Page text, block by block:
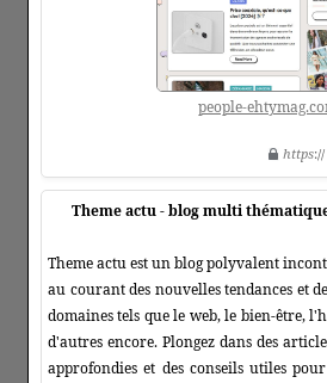
people-
https
Theme actu - blog multi
Theme actu est un blog polyvalent
au courant des nouvelles tendances et
domaines tels que le web, le bien-être,
d'autres encore. Plongez dans des
approfondies et des conseils utiles